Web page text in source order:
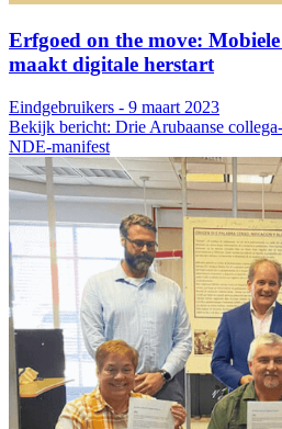
Erfgoed on the move:
maakt digitale herstart
Eindgebruikers - 9 maart 2023
Bekijk bericht: Drie Arubaanse
NDE-manifest